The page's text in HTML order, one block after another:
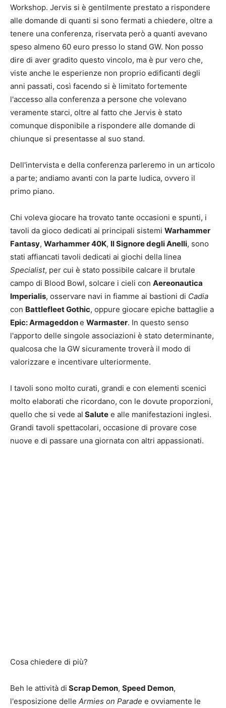
Workshop. Jervis si è gentilmente prestato a rispondere
alle domande di quanti si sono fermati a chiedere, oltre a
tenere una conferenza, riservata però a quanti avevano
speso almeno 60 euro presso lo stand GW. Non posso
dire di aver gradito questo vincolo, ma è pur vero che,
viste anche le esperienze non proprio edificanti degli
anni passati, così facendo si è limitato fortemente
l'accesso alla conferenza a persone che volevano
veramente starci, oltre al fatto che Jervis è stato
comunque disponibile a rispondere alle domande di
chiunque si presentasse al suo stand.
Dell'intervista e della conferenza parleremo in un articolo
a parte; andiamo avanti con la parte ludica, ovvero il
primo piano.
Chi voleva giocare ha trovato tante occasioni e spunti, i
tavoli da gioco dedicati ai principali sistemi Warhammer
Fantasy, Warhammer 40K, Il Signore degli Anelli, sono
stati affiancati tavoli dedicati ai giochi della linea
Specialist, per cui è stato possibile calcare il brutale
campo di Blood Bowl, solcare i cieli con Aereonautica
Imperialis, osservare navi in fiamme ai bastioni di Cadia
con Battlefleet Gothic, oppure giocare epiche battaglie a
Epic: Armageddone Warmaster. In questo senso
l'apporto delle singole associazioni è stato determinante,
qualcosa che la GW sicuramente troverà il modo di
valorizzare e incentivare ulteriormente.
I tavoli sono molto curati, grandi e con elementi scenici
molto elaborati che ricordano, con le dovute proporzioni,
quello che si vede al Salute e alle manifestazioni inglesi.
Grandi tavoli spettacolari, occasione di provare cose
nuove e di passare una giornata con altri appassionati.
Cosa chiedere di più?
Beh le attività di Scrap Demon, Speed Demon,
l'esposizione delle Armies on Parade e ovviamente le